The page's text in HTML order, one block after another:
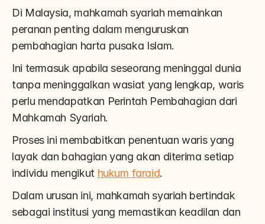
Di Malaysia, mahkamah syariah memainkan
peranan penting dalam menguruskan
pembahagian harta pusaka Islam.
Ini termasuk apabila seseorang meninggal dunia
tanpa meninggalkan wasiat yang lengkap, waris
perlu mendapatkan Perintah Pembahagian dari
Mahkamah Syariah.
Proses ini membabitkan penentuan waris yang
layak dan bahagian yang akan diterima setiap
individu mengikut hukum faraid.
Dalam urusan ini, mahkamah syariah bertindak
sebagai institusi yang memastikan keadilan dan